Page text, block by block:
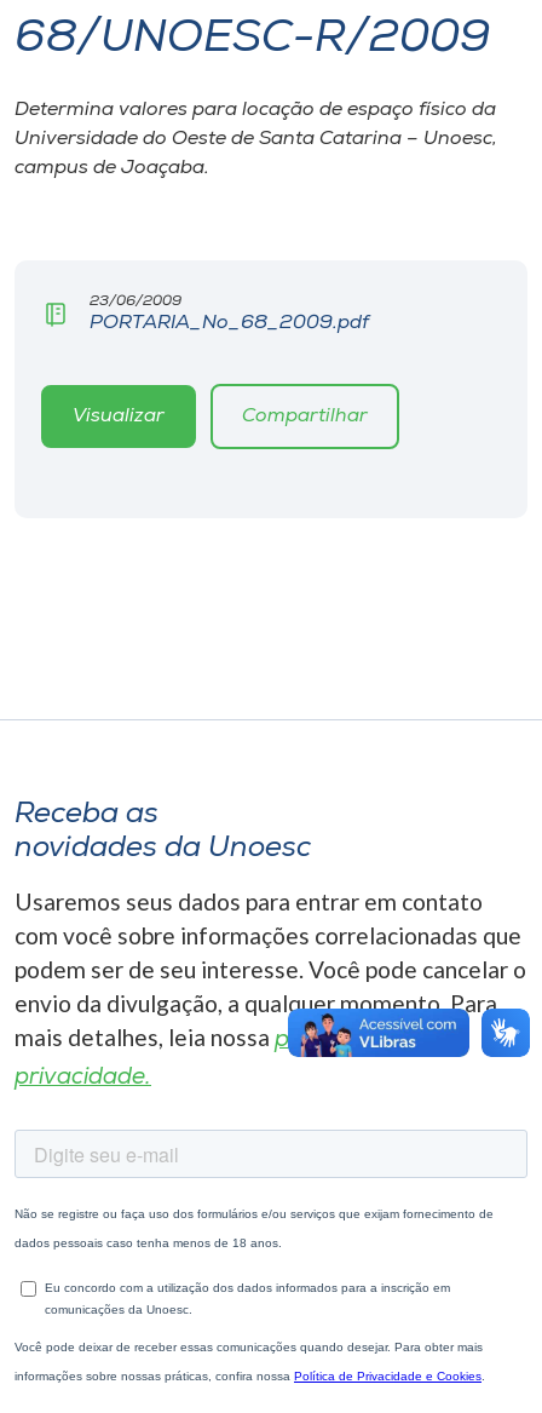
I.nova
Diplomados
Editora
A+
68/UNOESC-R/2009
Determina valores para locação de espaço físico da
Universidade do Oeste de Santa Catarina – Unoesc,
campus de Joaçaba.
23/06/2009
PORTARIA_No_68_2009.pdf
Visualizar Compartilhar
Receba as
novidades da Unoesc
Usaremos seus dados para entrar em contato
com você sobre informações correlacionadas que
podem ser de seu interesse. Você pode cancelar o
envio da divulgação, a qualquer momento. Para
mais detalhes, leia nossa política de
privacidade.